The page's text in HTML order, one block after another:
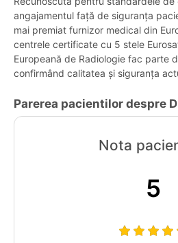
angajamentul față de siguranța
mai premiat furnizor medical din
centrele certificate cu 5 stele
Europeană de Radiologie fac parte
confirmând calitatea și siguranța
Parerea pacientilor despre
Nota
5